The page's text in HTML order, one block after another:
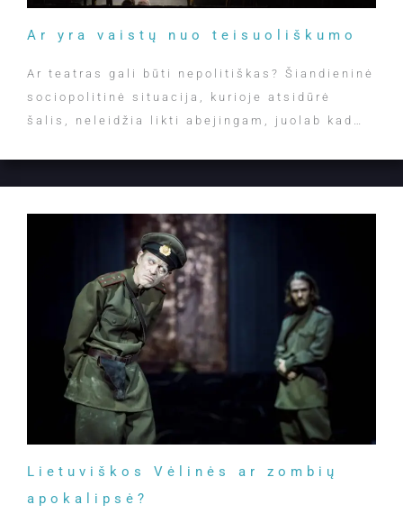
Ar yra vaistų nuo teisuoliškumo
Ar teatras gali būti nepolitiškas? Šiandieninė
sociopolitinė situacija, kurioje atsidūrė
šalis, neleidžia likti abejingam, juolab kad…
Lietuviškos Vėlinės ar zombių
apokalipsė?